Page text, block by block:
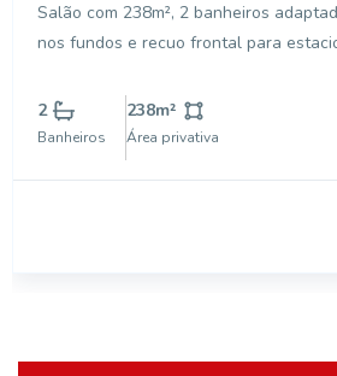
Salão com 238m², 2 banheiros
nos fundos e recuo frontal para
2
Banheiros
238m²
Área privativa